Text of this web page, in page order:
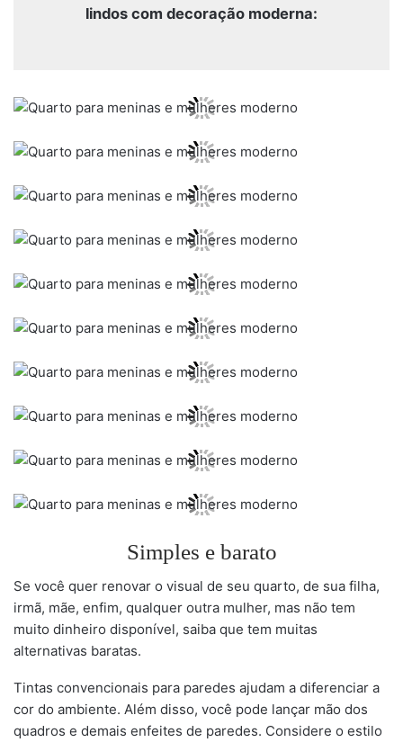
lindos com decoração moderna:
Simples e barato
Se você quer renovar o visual de seu quarto, de sua filha,
irmã, mãe, enfim, qualquer outra mulher, mas não tem
muito dinheiro disponível, saiba que tem muitas
alternativas baratas.
Tintas convencionais para paredes ajudam a diferenciar a
cor do ambiente. Além disso, você pode lançar mão dos
quadros e demais enfeites de paredes. Considere o estilo